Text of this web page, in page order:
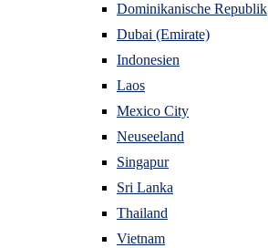
Dominikanische Republik
Dubai (Emirate)
Indonesien
Laos
Mexico City
Neuseeland
Singapur
Sri Lanka
Thailand
Vietnam